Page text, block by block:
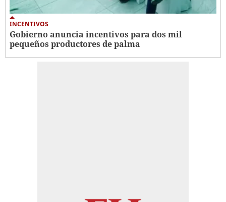
INCENTIVOS
Gobierno anuncia incentivos para dos mil
pequeños productores de palma